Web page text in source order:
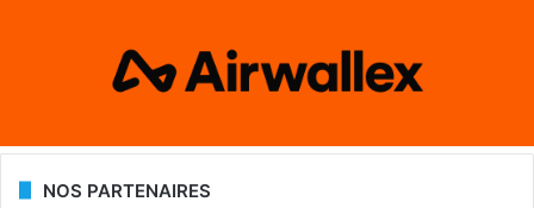
NOS PARTENAIRES